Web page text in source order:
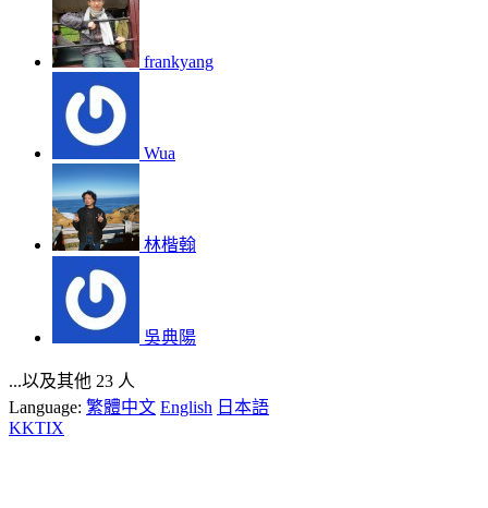
frankyang
Wua
林楷翰
吳典陽
...以及其他 23 人
Language: 繁體中文 English 日本語
KKTIX